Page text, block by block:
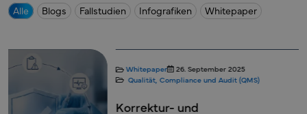
Alle Blogs Fallstudien Infografiken Whitepaper
Blogs
Qualität,